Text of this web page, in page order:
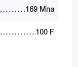
169 Мпа
100 F